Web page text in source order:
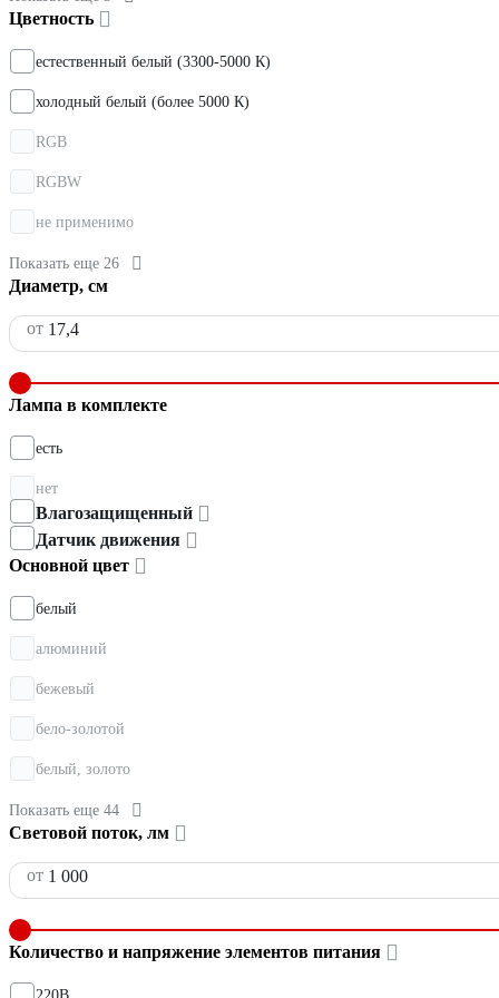
Цветность
естественный белый (3300-5000 К)
холодный белый (более 5000 К)
RGB
RGBW
не применимо
Показать еще 26
Диаметр, см
от
Лампа в комплекте
есть
нет
Влагозащищенный
Датчик движения
Основной цвет
белый
алюминий
бежевый
бело-золотой
белый, золото
Показать еще 44
Световой поток, лм
от
Количество и напряжение элементов питания